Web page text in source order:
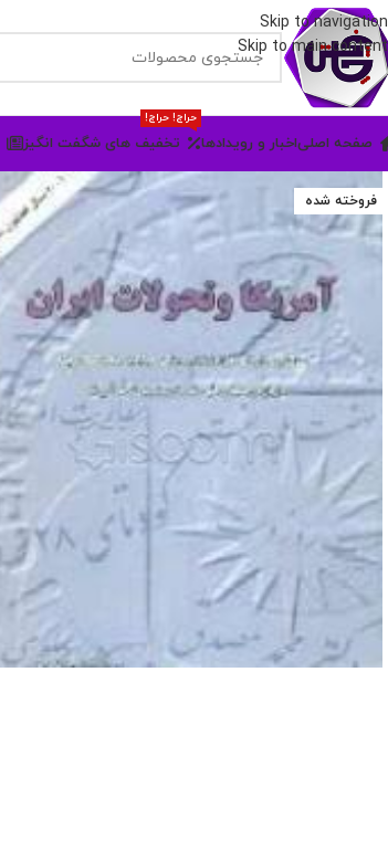
Skip to navigation
Skip to main content
صفحه اصلیاخبار و رویدادها تخفیف های شگفت انگیز
حراج! حراج!
فروخته شده